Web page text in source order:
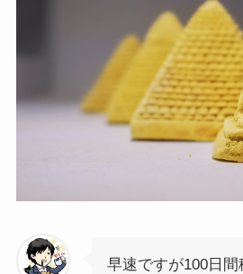
早速ですが100日